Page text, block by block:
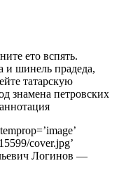
ето вспять.
и шинель прадеда,
татарскую
знамена петровских
cover.jpg’
Логинов —